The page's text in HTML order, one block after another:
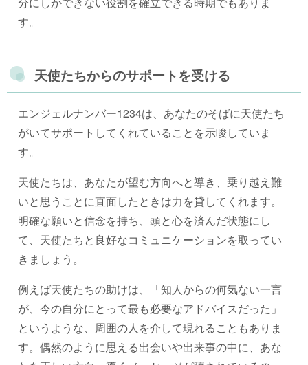
す。
天使たちからのサポートを受ける
エンジェルナンバー1234は、あなたのそばに天使たち
がいてサポートしてくれていることを示唆していま
す。
天使たちは、あなたが望む方向へと導き、乗り越え難
いと思うことに直面したときは力を貸してくれます。
明確な願いと信念を持ち、頭と心を済んだ状態にし
て、天使たちと良好なコミュニケーションを取ってい
きましょう。
例えば天使たちの助けは、「知人からの何気ない一言
が、今の自分にとって最も必要なアドバイスだった」
というような、周囲の人を介して現れることもありま
す。偶然のように思える出会いや出来事の中に、あな